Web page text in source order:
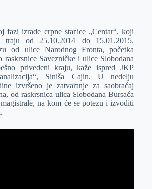
fazi izrade crpne stanice „Centar“, koji
traju od 25.10.2014. do 15.01.2015.
od ulice Narodnog Fronta, početka
raskrsnice Savezničke i ulice Slobodana
privedeni kraju, kaže ispred JKP
Siniša Gajin. U nedelju
izvršeno je zatvaranje za saobraćaj
od raskrsnica ulica Slobodana Bursaća
na kom će se potezu i izvoditi